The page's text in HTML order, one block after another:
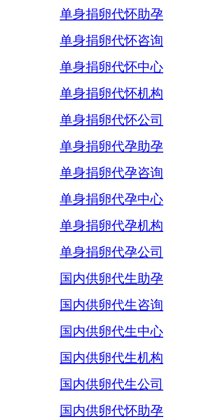
单身捐卵代怀助孕
单身捐卵代怀咨询
单身捐卵代怀中心
单身捐卵代怀机构
单身捐卵代怀公司
单身捐卵代孕助孕
单身捐卵代孕咨询
单身捐卵代孕中心
单身捐卵代孕机构
单身捐卵代孕公司
国内供卵代生助孕
国内供卵代生咨询
国内供卵代生中心
国内供卵代生机构
国内供卵代生公司
国内供卵代怀助孕